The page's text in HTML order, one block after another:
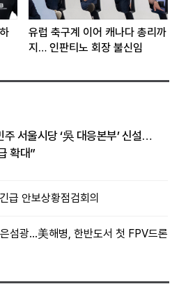
유럽 축구계 이어 캐나다 총리까
지… 인판티노 회장 불신임
주 서울시당 ‘吳 대응본부’ 신설…
확대”
급 안보상황점검회의
섬광…美해병, 한반도서 첫 FPV드론